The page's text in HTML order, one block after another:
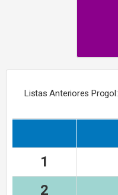
Listas Anteriores Progol:
1
2